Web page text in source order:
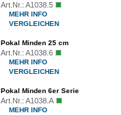
Art.Nr.: A1038.5
MEHR INFO
VERGLEICHEN
Pokal Minden 25 cm
Art.Nr.: A1038.6
MEHR INFO
VERGLEICHEN
Pokal Minden 6er Serie
Art.Nr.: A1038.A
MEHR INFO